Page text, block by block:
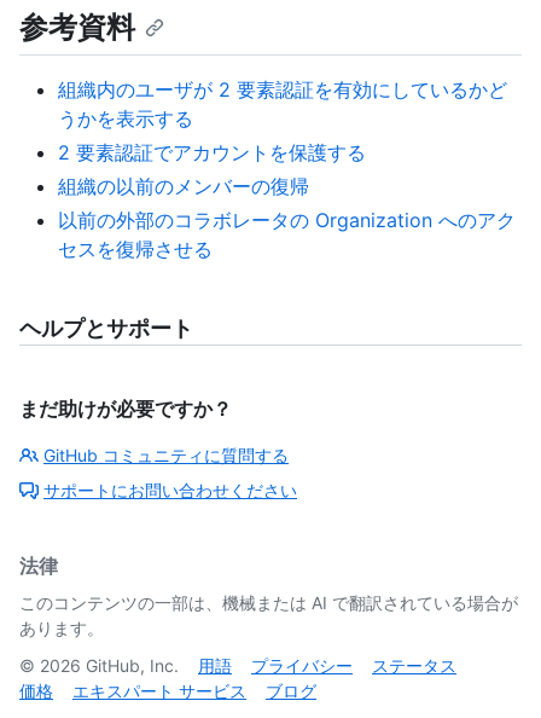
参考資料
組織内のユーザが 2 要素認証を有効にしているかど
うかを表示する
2 要素認証でアカウントを保護する
組織の以前のメンバーの復帰
以前の外部のコラボレータの Organization へのアク
セスを復帰させる
ヘルプとサポート
まだ助けが必要ですか？
GitHub コミュニティに質問する
サポートにお問い合わせください
法律
このコンテンツの一部は、機械または AI で翻訳されている場合が
あります。
© 2026 GitHub, Inc. 用語 プライバシー
ステータス
価格
エキスパート サービス ブログ